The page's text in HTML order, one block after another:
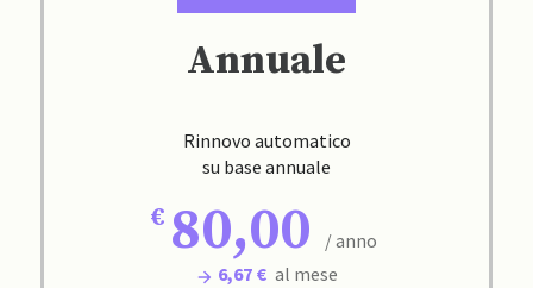
Annuale
Rinnovo automatico
su base annuale
80,00
/ anno
6,67 € al mese